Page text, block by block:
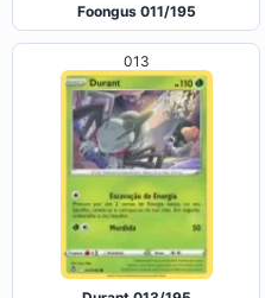
Foongus 011/195
013
Durant 013/195